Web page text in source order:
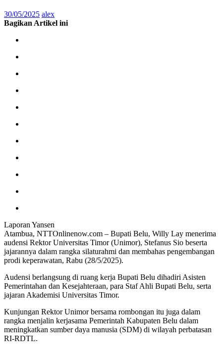
30/05/2025 alex
Bagikan Artikel ini
Laporan Yansen
Atambua, NTTOnlinenow.com – Bupati Belu, Willy Lay menerima
audensi Rektor Universitas Timor (Unimor), Stefanus Sio beserta
jajarannya dalam rangka silaturahmi dan membahas pengembangan
prodi keperawatan, Rabu (28/5/2025).
Audensi berlangsung di ruang kerja Bupati Belu dihadiri Asisten
Pemerintahan dan Kesejahteraan, para Staf Ahli Bupati Belu, serta
jajaran Akademisi Universitas Timor.
Kunjungan Rektor Unimor bersama rombongan itu juga dalam
rangka menjalin kerjasama Pemerintah Kabupaten Belu dalam
meningkatkan sumber daya manusia (SDM) di wilayah perbatasan
RI-RDTL.